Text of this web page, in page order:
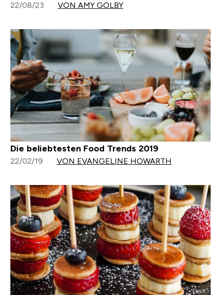
22/08/23 VON AMY GOLBY
Die beliebtesten Food Trends 2019
22/02/19 VON EVANGELINE HOWARTH